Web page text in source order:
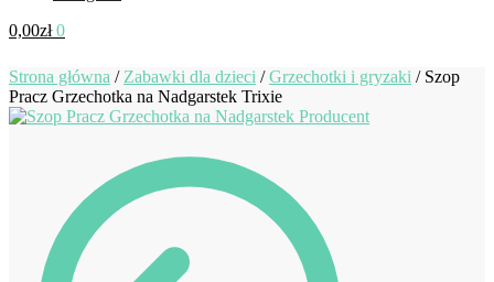
0,00zł 0
Strona główna / Zabawki dla dzieci /Grzechotki i gryzaki / Szop
Pracz Grzechotka na Nadgarstek Trixie